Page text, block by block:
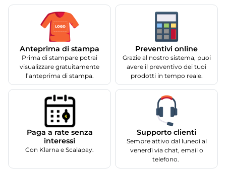
Anteprima di stampa
Prima di stampare potrai
visualizzare gratuitamente
l’anteprima di stampa.
Preventivi online
Grazie al nostro sistema, puoi
avere il preventivo dei tuoi
prodotti in tempo reale.
Paga a rate senza
interessi
Con Klarna e Scalapay.
Supporto clienti
Sempre attivo dal lunedì al
venerdì via chat, email o
telefono.